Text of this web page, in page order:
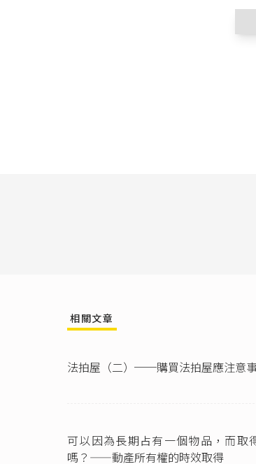
相關文章
法拍屋（二）──購買法拍屋應注意
可以因為長期占有一個物品，而取
嗎？——動產所有權的時效取得